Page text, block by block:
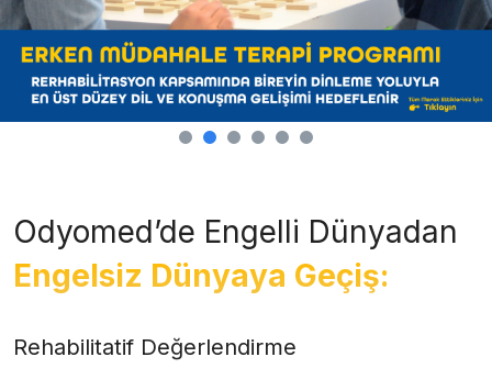
Odyomed’de Engelli Dünyadan
Engelsiz Dünyaya Geçiş:
Rehabilitatif Değerlendirme